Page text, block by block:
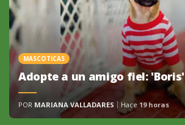
MASCOTICAS
Adopte a un amigo fiel: 'Boris'
Hace 19 horas
POR MARIANA VALLADARES